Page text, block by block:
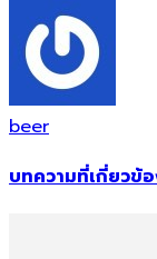
beer
บทความที่เกี่ยวข้